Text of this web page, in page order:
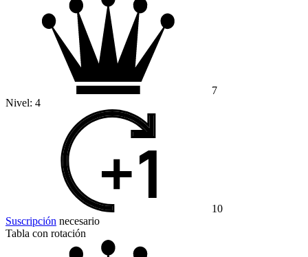
7
Nivel: 4
10
Suscripción necesario
Tabla con rotación